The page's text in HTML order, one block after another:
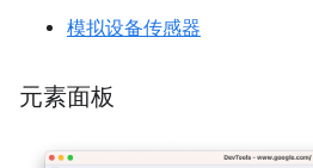
模拟设备传感器
元素面板